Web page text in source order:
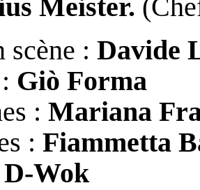
Meister.
scène : Davide
Giò Forma
: Mariana
: Fiammetta
D-Wok